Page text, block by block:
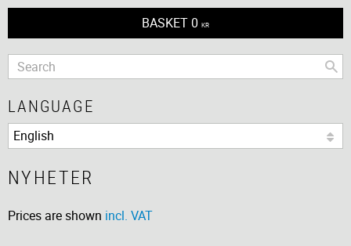
BASKET 0 KR
LANGUAGE
NYHETER
Prices are shown incl. VAT